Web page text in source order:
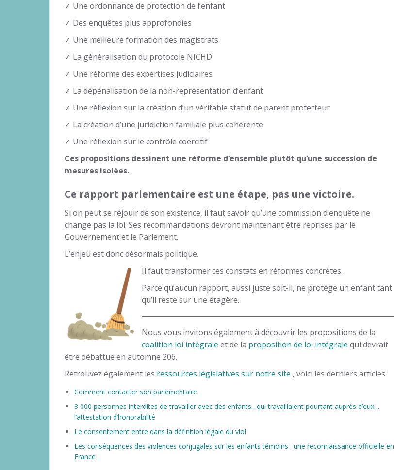
✓ Une ordonnance de protection de l’enfant
✓ Des enquêtes plus approfondies
✓ Une meilleure formation des magistrats
✓ La généralisation du protocole NICHD
✓ Une réforme des expertises judiciaires
✓ La dépénalisation de la non-représentation d’enfant
✓ Une réflexion sur la création d’un véritable statut de parent protecteur
✓ La création d’une juridiction familiale plus cohérente
✓ Une réflexion sur le contrôle coercitif
Ces propositions dessinent une réforme d’ensemble plutôt qu’une succession de
mesures isolées.
Ce rapport parlementaire est une étape, pas une victoire.
Si on peut se réjouir de son existence, il faut savoir qu’une commission d’enquête ne
change pas la loi. Ses recommandations devront maintenant être reprises par le
Gouvernement et le Parlement.
L’enjeu est donc désormais politique.
Il faut transformer ces constats en réformes concrètes.
Parce qu’aucun rapport, aussi juste soit-il, ne protège un enfant tant
qu’il reste sur une étagère.
Nous vous invitons également à découvrir les propositions de la
coalition loi intégrale et de la proposition de loi intégrale qui devrait
être débattue en automne 206.
Retrouvez également les ressources législatives sur notre site , voici les derniers articles :
Comment contacter son parlementaire
3 000 personnes interdites de travailler avec des enfants…qui travaillaient pourtant auprès d’eux…
l’attestation d’honorabilité
Le consentement entre dans la définition légale du viol
Les conséquences des violences conjugales sur les enfants témoins : une reconnaissance officielle en
France